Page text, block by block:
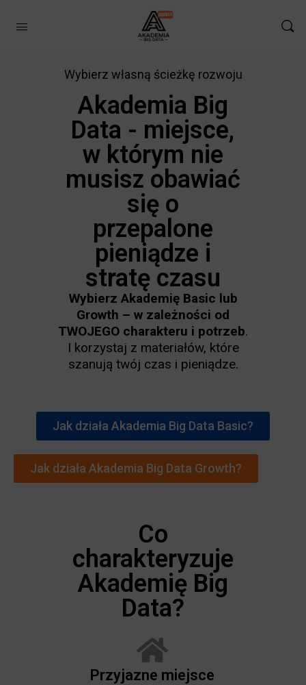
Wybierz własną ścieżkę rozwoju
Akademia Big
Data - miejsce,
w którym nie
musisz obawiać
się o
przepalone
pieniądze i
stratę czasu
Wybierz Akademię Basic lub
Growth – w zależności od
TWOJEGO charakteru i potrzeb.
I korzystaj z materiałów, które
szanują twój czas i pieniądze.
Jak działa Akademia Big Data Basic?
Jak działa Akademia Big Data Growth?
Co
charakteryzuje
Akademię Big
Data?
Przyjazne miejsce